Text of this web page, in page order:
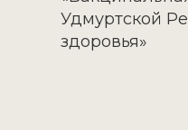
Удмуртской
здоровья»